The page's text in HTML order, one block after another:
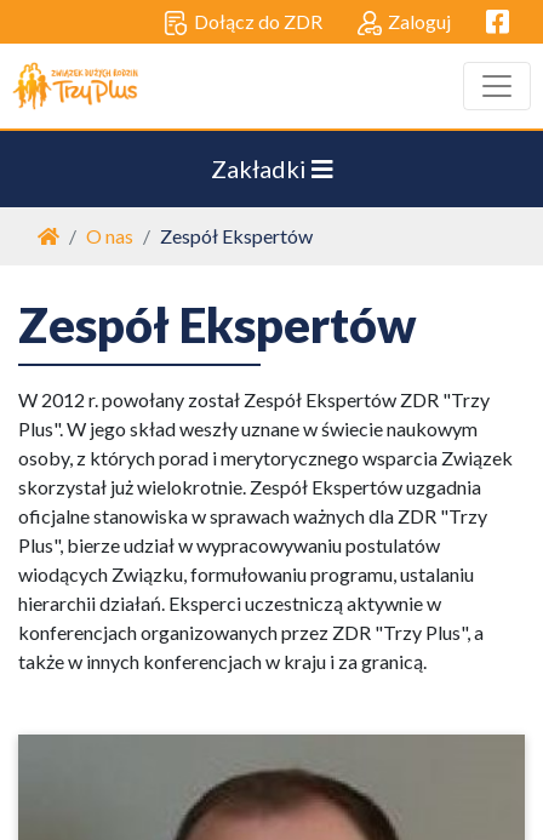
Dołącz do ZDR Zaloguj
Zakładki
Strona główna
O nas Zespół Ekspertów
Zespół Ekspertów
W 2012 r. powołany został Zespół Ekspertów ZDR "Trzy
Plus". W jego skład weszły uznane w świecie naukowym
osoby, z których porad i merytorycznego wsparcia Związek
skorzystał już wielokrotnie. Zespół Ekspertów uzgadnia
oficjalne stanowiska w sprawach ważnych dla ZDR "Trzy
Plus", bierze udział w wypracowywaniu postulatów
wiodących Związku, formułowaniu programu, ustalaniu
hierarchii działań. Eksperci uczestniczą aktywnie w
konferencjach organizowanych przez ZDR "Trzy Plus", a
także w innych konferencjach w kraju i za granicą.